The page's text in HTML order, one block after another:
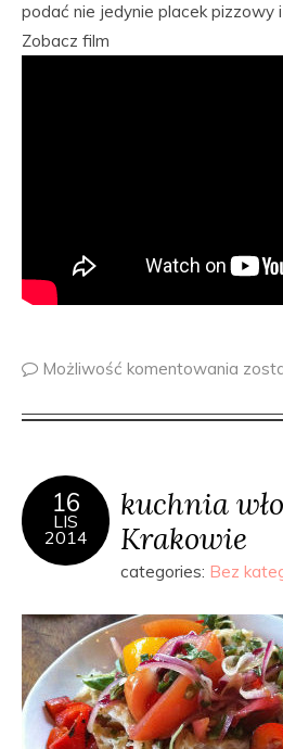
podać nie jedynie placek pizzowy
Zobacz film
Możliwość komentowania
16
LIS
2014
kuchnia
Krakowie
categories: Bez